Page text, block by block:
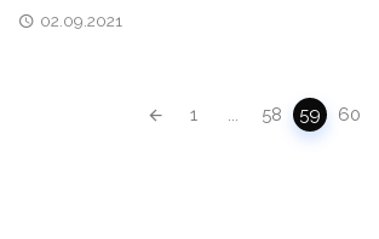
02.09.2021
POSTS NAVIGATION1 ... 58 59 60